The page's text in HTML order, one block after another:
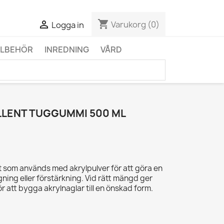
 Logga in shopping_cart Varukorg (0)
INREDNING VÅRD
TUGGUMMI 500 ML
används med akrylpulver för att göra en
eller förstärkning. Vid rätt mängd ger
att bygga akrylnaglar till en önskad form.